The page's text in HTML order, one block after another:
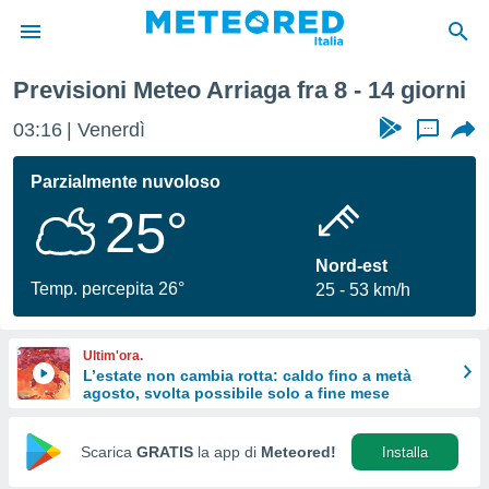
di
per
le
di
Web
Previsioni Meteo Arriaga fra 8 - 14 giorni
03:16 Venerdì ...
Parzialmente nuvoloso
25°
Temp. percepita 26°
Nord-est
25
53 km/h
Ultim'ora.
L’estate non cambia rotta: caldo fino a metà
agosto, svolta possibile solo a fine mese
Scarica GRATIS la app di Meteored! Installa